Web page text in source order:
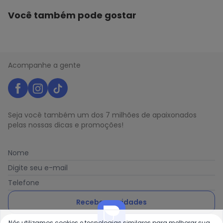
Você também pode gostar
Acompanhe a gente
Seja você também um dos 7 milhões de apaixonados
pelas nossas dicas e promoções!
Nome
Digite seu e-mail
Telefone
Receber novidades